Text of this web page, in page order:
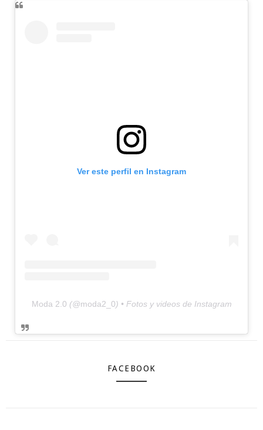
Ver este perfil en Instagram
Moda 2.0 (@moda2_0) • Fotos y videos de Instagram
FACEBOOK